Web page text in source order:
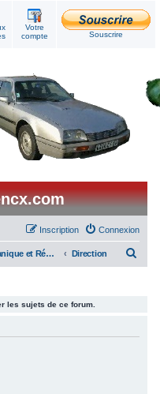
Votre
compte
Souscrire
Connexion
Inscription
Mécanique et Réparations Direction
les sujets de ce forum.